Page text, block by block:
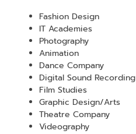
Fashion Design
IT Academies
Photography
Animation
Dance Company
Digital Sound Recording
Film Studies
Graphic Design/Arts
Theatre Company
Videography